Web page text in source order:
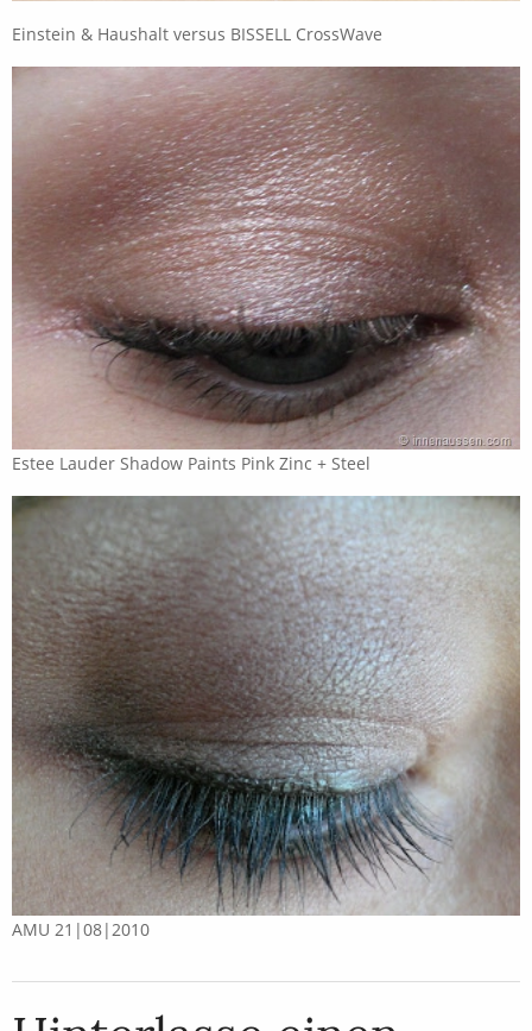
Einstein & Haushalt versus BISSELL CrossWave
Estee Lauder Shadow Paints Pink Zinc + Steel
AMU 21|08|2010